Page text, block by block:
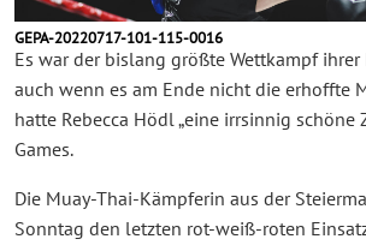
GEPA-20220717-101-115-0016
Es war der bislang größte Wettkampf ihrer
auch wenn es am Ende nicht die erhoffte
hatte Rebecca Hödl „eine irrsinnig schöne
Games.
Die Muay-Thai-Kämpferin aus der
Sonntag den letzten rot-weiß-roten